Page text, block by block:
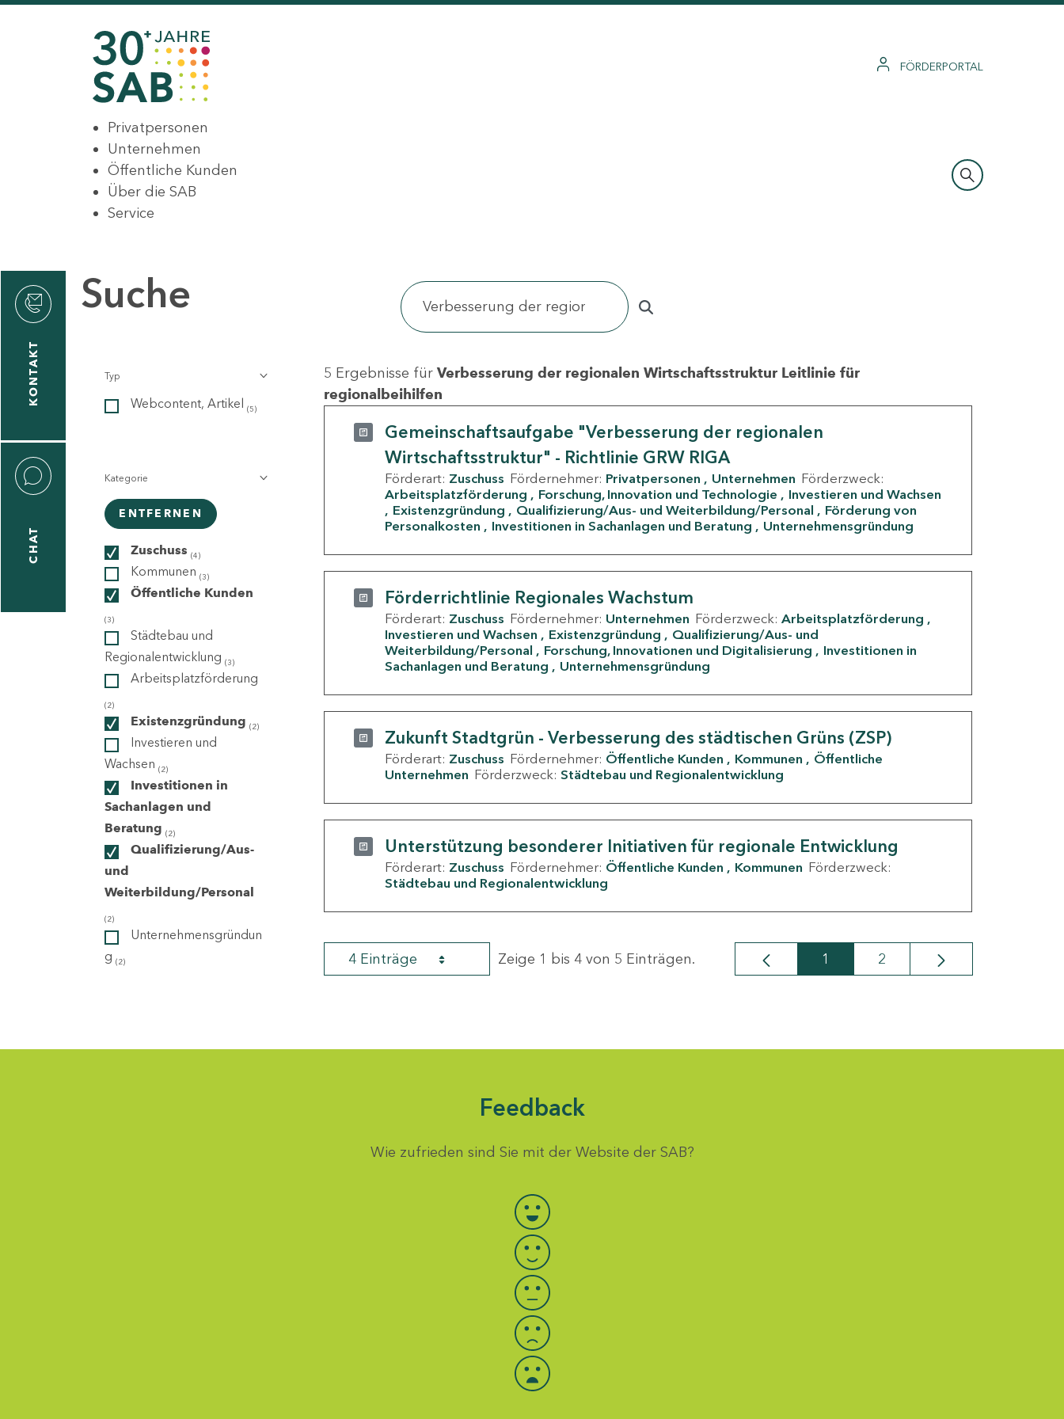
FÖRDERPORTAL
Privatpersonen
Unternehmen
Öffentliche Kunden
Über die SAB
Service
KONTAKT
CHAT
Suche
Typ
Webcontent, Artikel (5)
Kategorie
ENTFERNEN
Zuschuss (4)
Kommunen (3)
Öffentliche Kunden
(3)
Städtebau und
Regionalentwicklung (3)
Arbeitsplatzförderung
(2)
Existenzgründung (2)
Investieren und
Wachsen (2)
Investitionen in
Sachanlagen und
Beratung (2)
Qualifizierung/Aus-
und
Weiterbildung/Personal
(2)
Unternehmensgründun
g (2)
5 Ergebnisse für Verbesserung der regionalen Wirtschaftsstruktur Leitlinie für
regionalbeihilfen
Gemeinschaftsaufgabe "Verbesserung der regionalen
Wirtschaftsstruktur" - Richtlinie GRW RIGA
Förderart: Zuschuss Fördernehmer: Privatpersonen Unternehmen Förderzweck:
Arbeitsplatzförderung
Forschung, Innovation und Technologie
Investieren und Wachsen
Existenzgründung
Qualifizierung/Aus- und Weiterbildung/Personal
Förderung von
Personalkosten
Investitionen in Sachanlagen und Beratung Unternehmensgründung
Förderrichtlinie Regionales Wachstum
Förderart: Zuschuss Fördernehmer: Unternehmen Förderzweck: Arbeitsplatzförderung
Investieren und Wachsen
Existenzgründung
Qualifizierung/Aus- und
Weiterbildung/Personal
Forschung, Innovationen und Digitalisierung
Investitionen in
Sachanlagen und Beratung
Unternehmensgründung
Zukunft Stadtgrün - Verbesserung des städtischen Grüns (ZSP)
Förderart: Zuschuss Fördernehmer: Öffentliche Kunden Kommunen
Öffentliche
Unternehmen Förderzweck: Städtebau und Regionalentwicklung
Unterstützung besonderer Initiativen für regionale Entwicklung
Förderart: Zuschuss Fördernehmer: Öffentliche Kunden Kommunen Förderzweck:
Städtebau und Regionalentwicklung
4 Einträge Zeige 1 bis 4 von 5 Einträgen. Seite
1 Seite
2
Feedback
Wie zufrieden sind Sie mit der Website der SAB?
Bewertung auswählen